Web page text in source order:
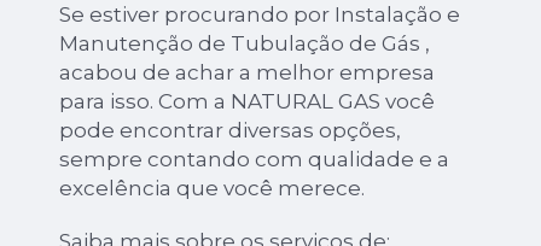
Se estiver procurando por Instalação e
Manutenção de Tubulação de Gás ,
acabou de achar a melhor empresa
para isso. Com a NATURAL GAS você
pode encontrar diversas opções,
sempre contando com qualidade e a
excelência que você merece.
Saiba mais sobre os serviços de: